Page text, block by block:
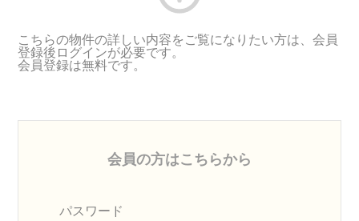
こちらの物件の詳しい内容をご覧になりたい方は、会員
登録後ログインが必要です。
会員登録は無料です。
会員の方はこちらから
パスワード